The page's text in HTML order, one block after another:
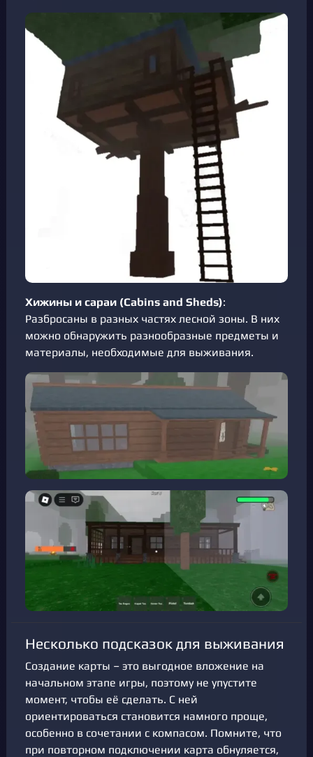
Хижины и сараи (Cabins and Sheds):
Разбросаны в разных частях лесной зоны. В них
можно обнаружить разнообразные предметы и
материалы, необходимые для выживания.
Несколько подсказок для выживания
Создание карты – это выгодное вложение на
начальном этапе игры, поэтому не упустите
момент, чтобы её сделать. С ней
ориентироваться становится намного проще,
особенно в сочетании с компасом. Помните, что
при повторном подключении карта обнуляется,